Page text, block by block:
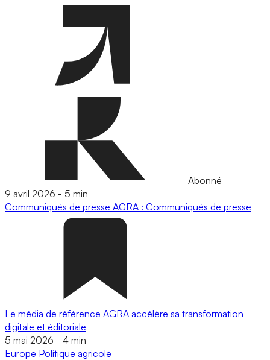
Abonné
9 avril 2026 - 5 min
Communiqués de presse AGRA : Communiqués de presse
Le média de référence AGRA accélère sa transformation
digitale et éditoriale
5 mai 2026 - 4 min
Europe Politique agricole